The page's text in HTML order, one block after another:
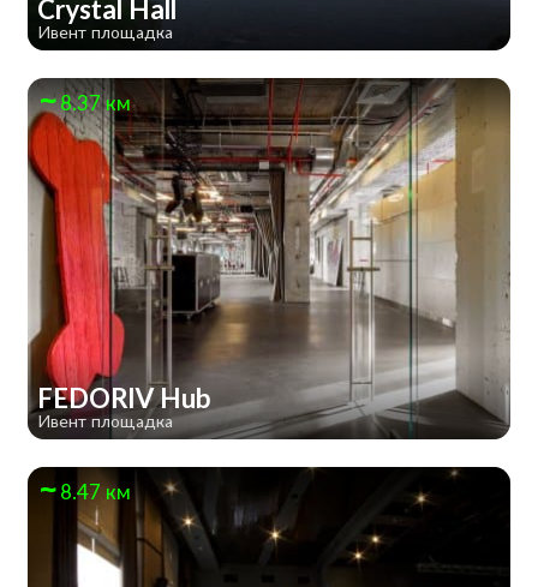
Crystal Hall
Ивент площадка
8.37 км
FEDORIV Hub
Ивент площадка
8.47 км